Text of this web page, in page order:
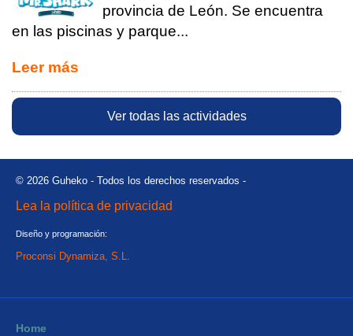
provincia de León. Se encuentra
en las piscinas y parque...
Leer más
Ver todas las actividades
© 2026 Guheko - Todos los derechos reservados -
Lea la política de privacidad
Diseño y programación:
Proconsi Dynamiza, S.L.
Home